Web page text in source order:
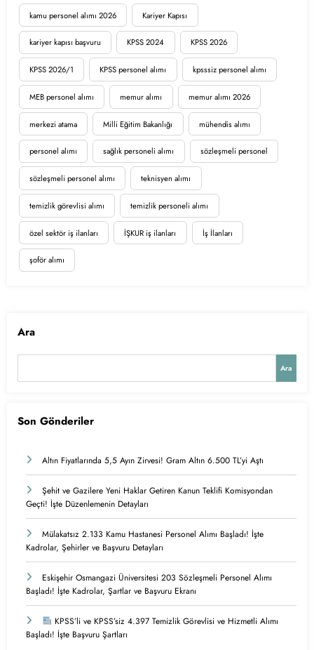
kamu personel alımı 2026 Kariyer Kapısı
kariyer kapısı başvuru KPSS 2024 KPSS 2026
KPSS 2026/1 KPSS personel alımı kpsssiz personel alımı
MEB personel alımı memur alımı memur alımı 2026
merkezi atama Milli Eğitim Bakanlığı mühendis alımı
personel alımı sağlık personeli alımı sözleşmeli personel
sözleşmeli personel alımı teknisyen alımı
temizlik görevlisi alımı temizlik personeli alımı
özel sektör iş ilanları İŞKUR iş ilanları İş İlanları
şoför alımı
Ara
Ara
Son Gönderiler
Altın Fiyatlarında 5,5 Ayın Zirvesi! Gram Altın 6.500 TL’yi Aştı
Şehit ve Gazilere Yeni Haklar Getiren Kanun Teklifi Komisyondan
Geçti! İşte Düzenlemenin Detayları
Mülakatsız 2.133 Kamu Hastanesi Personel Alımı Başladı! İşte
Kadrolar, Şehirler ve Başvuru Detayları
Eskişehir Osmangazi Üniversitesi 203 Sözleşmeli Personel Alımı
Başladı! İşte Kadrolar, Şartlar ve Başvuru Ekranı
KPSS’li ve KPSS’siz 4.397 Temizlik Görevlisi ve Hizmetli Alımı
Başladı! İşte Başvuru Şartları